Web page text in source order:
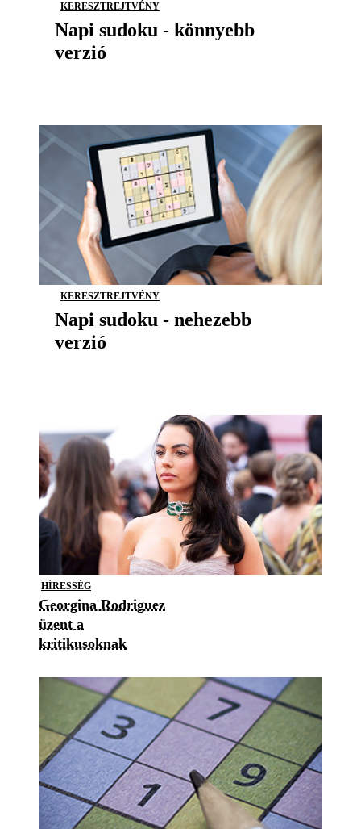
KERESZTREJTVÉNY
Napi sudoku - könnyebb
verzió
KERESZTREJTVÉNY
Napi sudoku - nehezebb
verzió
HÍRESSÉG
Georgina Rodriguez
üzent a
kritikusoknak